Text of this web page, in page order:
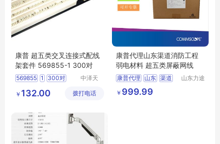
康普 超五类交叉连接式配线
架套件 569855-1 300对
569855 1
300对
中泽天
科技有限
￥ 132.00 拨打电话
康普代理山东渠道消防工程
弱电材料 超五类屏蔽网线
康普代理 山东 渠道
消防工程
弱电材料
山东力途
￥ 999.99